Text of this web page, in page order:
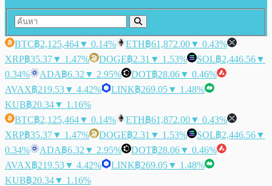
BTC฿2,125,464▼ 0.14% ETH฿61,872.00▼ 0.43%
XRP฿35.37▼ 1.47% DOGE฿2.31 ▼ 1.53% SOL฿2,446.56▼
0.34%
ADA฿6.32 ▼ 2.95% DOT฿28.06▼ 0.46%
AVAX฿219.53▼ 4.42% LINK฿269.05▼ 1.48%
KUB฿20.34▼ 1.16%
BTC฿2,125,464▼ 0.14% ETH฿61,872.00▼ 0.43%
XRP฿35.37▼ 1.47% DOGE฿2.31 ▼ 1.53% SOL฿2,446.56▼
0.34%
ADA฿6.32 ▼ 2.95% DOT฿28.06▼ 0.46%
AVAX฿219.53▼ 4.42% LINK฿269.05▼ 1.48%
KUB฿20.34▼ 1.16%